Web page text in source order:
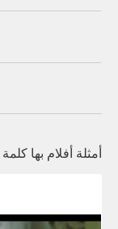
أمثلة أفلام بها كلمة Lads